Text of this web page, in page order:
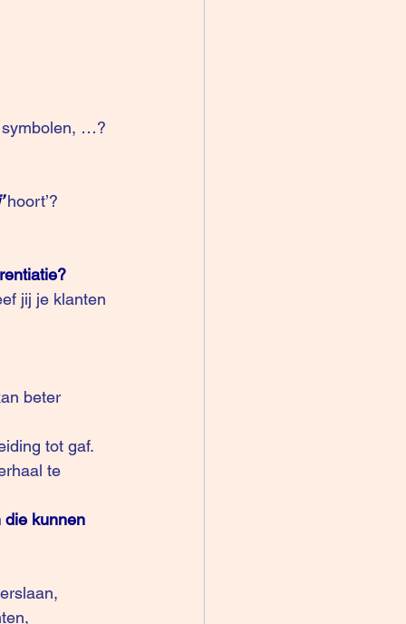
symbolen, …?
hoort’?
te
die kunnen